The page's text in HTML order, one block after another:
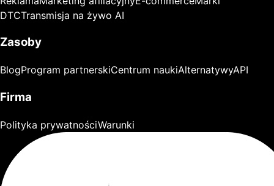
DTCTransmisja na żywo AI
Zasoby
BlogProgram partnerskiCentrum naukiAlternatywyAPI
Firma
Polityka prywatnościWarunki